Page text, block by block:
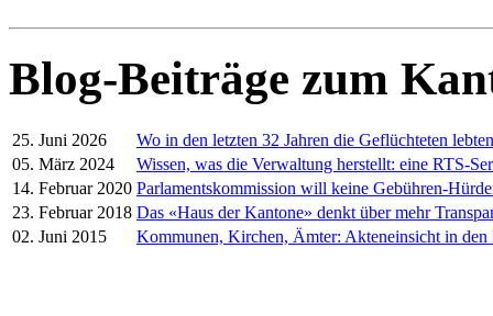
Blog-Beiträge zum
25. Juni 2026
Wo in den letzten 32 Jahren die Geflüchteten lebten
05. März 2024
Wissen, was die Verwaltung herstellt: eine RTS-
14. Februar 2020 Parlamentskommission will keine Gebühren-
23. Februar 2018 Das «Haus der Kantone» denkt über mehr
02. Juni 2015
Kommunen, Kirchen, Ämter: Akteneinsicht in den